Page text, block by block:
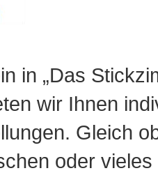
in „Das
wir Ihnen
Gleich
oder